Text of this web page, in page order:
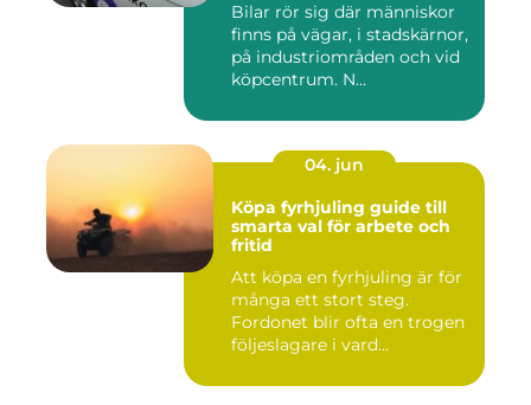
Bilar rör sig där människor
finns på vägar, i stadskärnor,
på industriområden och vid
köpcentrum. N...
04. jun
Köpa fyrhjuling guide till
smarta val för arbete och
fritid
Att köpa en fyrhjuling är för
många ett stort steg.
Fordonet blir ofta en trogen
följeslagare i vard...